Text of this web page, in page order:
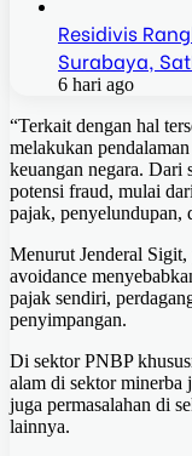
Residivis
Surabaya,
6 hari ago
“Terkait dengan hal
melakukan
keuangan negara. Dari
potensi fraud, mulai
pajak, penyelundupan,
Menurut Jenderal
avoidance
pajak sendiri,
penyimpangan.
Di sektor PNBP
alam di sektor minerba
juga permasalahan di
lainnya.